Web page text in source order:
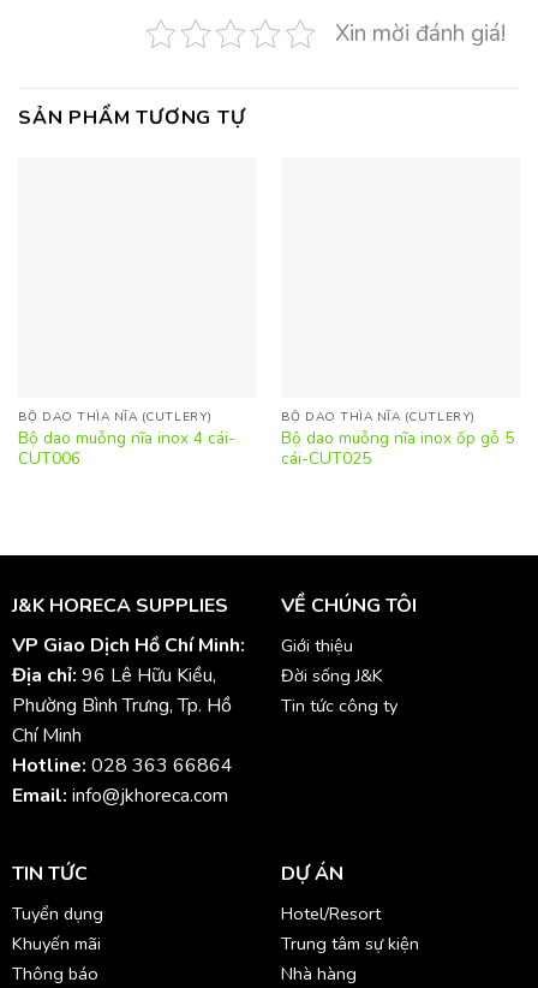
Xin mời đánh giá!
SẢN PHẨM TƯƠNG TỰ
BỘ DAO THÌA NĨA (CUTLERY)
Bộ dao muỗng nĩa inox 4 cái-
CUT006
BỘ DAO THÌA NĨA (CUTLERY)
Bộ dao muỗng nĩa inox ốp gỗ 5
cái-CUT025
J&K HORECA SUPPLIES
VP Giao Dịch Hồ Chí Minh:
Địa chỉ: 96 Lê Hữu Kiều,
Phường Bình Trưng, Tp. Hồ
Chí Minh
Hotline: 028 363 66864
Email: info@jkhoreca.com
VỀ CHÚNG TÔI
Giới thiệu
Đời sống J&K
Tin tức công ty
TIN TỨC
Tuyển dụng
Khuyến mãi
Thông báo
DỰ ÁN
Hotel/Resort
Trung tâm sự kiện
Nhà hàng